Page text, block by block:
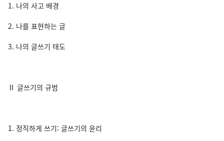
1. 나의 사고 배경
2. 나를 표현하는 글
3. 나의 글쓰기 태도
Ⅱ 글쓰기의 규범
1. 정직하게 쓰기: 글쓰기의 윤리